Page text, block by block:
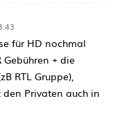
für HD nochmal
+ die
RTL Gruppe),
Privaten auch in